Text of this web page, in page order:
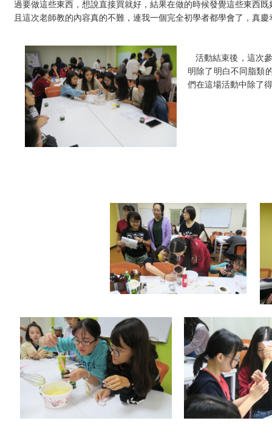
過要做這些東西，想說直接買就好，結果在做的時候發覺這些東西既
且這次老師教的內容真的不難，連我一個完全初學者都學會了，真
活動結束後，這次
明除了明白不同脂類
們在這場活動中除了